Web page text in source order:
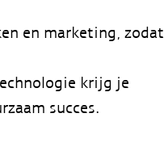
en marketing, zodat
krijg je
succes.